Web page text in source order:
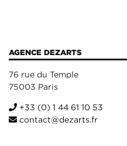
AGENCE DEZARTS
76 rue du Temple
75003 Paris
+33 (0) 1 44 61 10 53
contact@dezarts.fr